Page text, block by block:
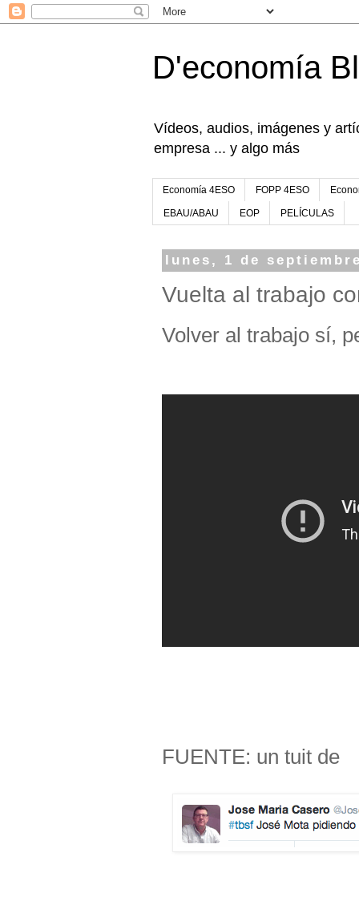
D'economía
Vídeos, audios, imágenes y
empresa ... y algo más
Economía 4ESO FOPP 4ESO
EBAU/ABAU EOP PELÍCULAS
lunes, 1 de
Vuelta al trabajo
Volver al trabajo sí,
FUENTE: un tuit de